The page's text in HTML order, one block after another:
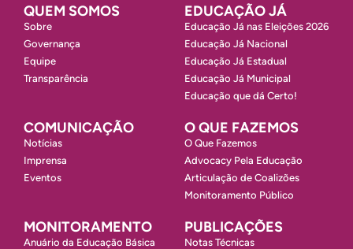
QUEM SOMOS
Sobre
Governança
Equipe
Transparência
EDUCAÇÃO JÁ
Educação Já nas Eleições 2026
Educação Já Nacional
Educação Já Estadual
Educação Já Municipal
Educação que dá Certo!
COMUNICAÇÃO
Notícias
Imprensa
Eventos
O QUE FAZEMOS
O Que Fazemos
Advocacy Pela Educação
Articulação de Coalizões
Monitoramento Público
MONITORAMENTO
Anuário da Educação Básica
PUBLICAÇÕES
Notas Técnicas